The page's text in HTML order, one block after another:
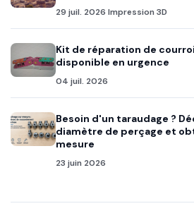
29 juil. 2026 Impression 3D
Kit de réparation de
disponible en urgence
04 juil. 2026
Besoin d'un taraudage ?
diamètre de perçage et
mesure
23 juin 2026